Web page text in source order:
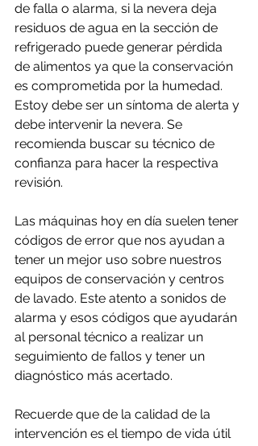
de falla o alarma, si la nevera deja
residuos de agua en la sección de
refrigerado puede generar pérdida
de alimentos ya que la conservación
es comprometida por la humedad.
Estoy debe ser un síntoma de alerta y
debe intervenir la nevera. Se
recomienda buscar su técnico de
confianza para hacer la respectiva
revisión.
Las máquinas hoy en día suelen tener
códigos de error que nos ayudan a
tener un mejor uso sobre nuestros
equipos de conservación y centros
de lavado. Este atento a sonidos de
alarma y esos códigos que ayudarán
al personal técnico a realizar un
seguimiento de fallos y tener un
diagnóstico más acertado.
Recuerde que de la calidad de la
intervención es el tiempo de vida útil